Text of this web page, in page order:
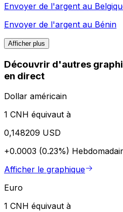
Envoyer de l'argent au
Envoyer de l'argent au Bénin
Afficher plus
Découvrir d'autres
en direct
Dollar américain
1 CNH équivaut à
0,148209 USD
+0.0003 (0.23%)
Afficher le graphique
Euro
1 CNH équivaut à